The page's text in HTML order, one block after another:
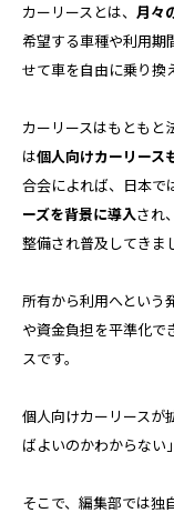
カーリースとは、 月々
希望する車種や利用期
せて車を自由に乗り換
カーリースはもともと
は個人向けカーリース
合会によれば、日本で
ーズを背景に導入され
整備され普及してきま
所有から利用へという
や資金負担を平準化で
スです。
個人向けカーリースが
ばよいのかわからない
そこで、編集部では独
アップルジム口コ
ウォーターサーバー
オンラインフィ
カーリース比較
カップル割
ダイエット
ナイトブラおす